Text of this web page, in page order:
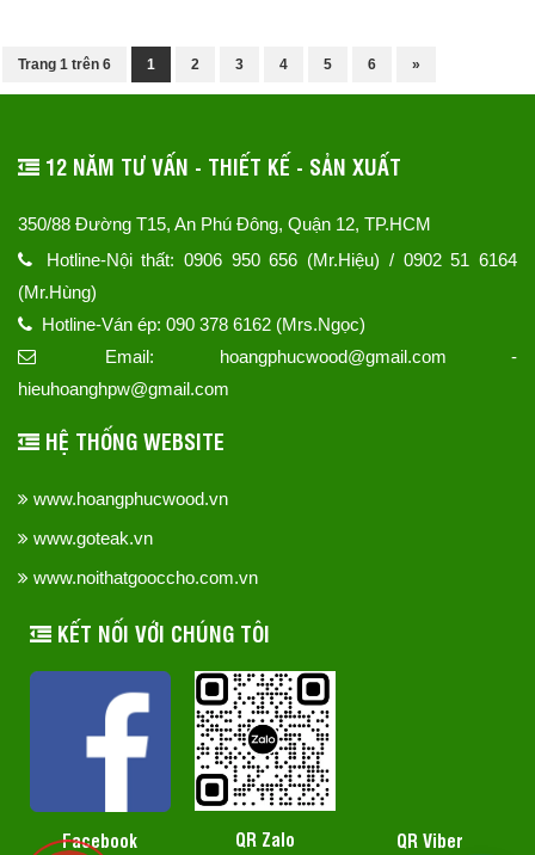
Trang 1 trên 6 1 2 3 4 5 6 »
12 NĂM TƯ VẤN - THIẾT KẾ - SẢN XUẤT
350/88 Đường T15, An Phú Đông, Quận 12, TP.HCM
Hotline-Nội thất: 0906 950 656 (Mr.Hiệu) / 0902 51 6164
(Mr.Hùng)
Hotline-Ván ép: 090 378 6162 (Mrs.Ngọc)
Email: hoangphucwood@gmail.com -
hieuhoanghpw@gmail.com
HỆ THỐNG WEBSITE
www.hoangphucwood.vn
www.goteak.vn
www.noithatgooccho.com.vn
KẾT NỐI VỚI CHÚNG TÔI
Facebook QR Zalo QR Viber